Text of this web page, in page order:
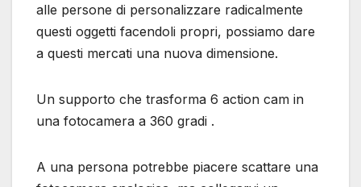
alle persone di personalizzare radicalmente
questi oggetti facendoli propri, possiamo dare
a questi mercati una nuova dimensione.
Un supporto che trasforma 6 action cam in
una fotocamera a 360 gradi .
A una persona potrebbe piacere scattare una